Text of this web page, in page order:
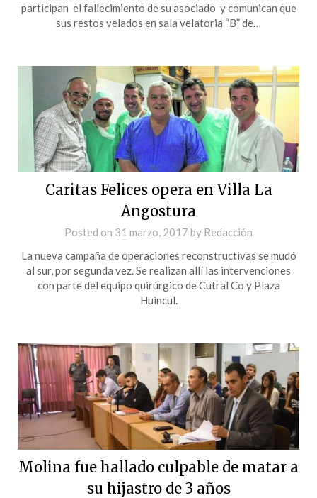
participan el fallecimiento de su asociado y comunican que
sus restos velados en sala velatoria “B” de…
Caritas Felices opera en Villa La
Angostura
Posted on 31 marzo, 2017 by Redacción
La nueva campaña de operaciones reconstructivas se mudó
al sur, por segunda vez. Se realizan allí las intervenciones
con parte del equipo quirúrgico de Cutral Co y Plaza
Huincul.
Molina fue hallado culpable de matar a
su hijastro de 3 años